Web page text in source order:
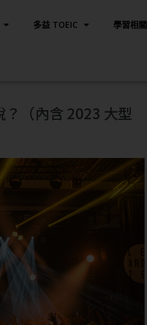
多益 TOEIC 學習相關
（內含 2023 大型